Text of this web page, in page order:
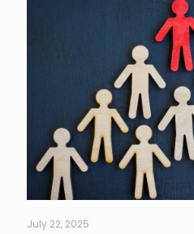
July 22, 2025